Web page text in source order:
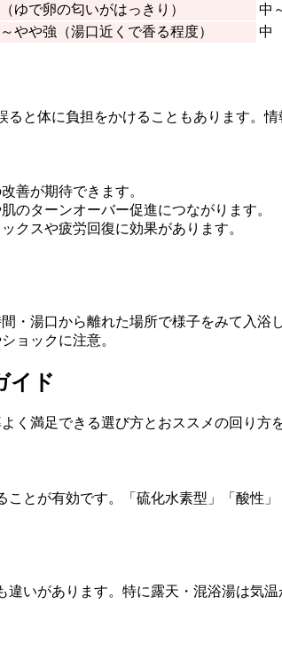
ゆで卵の匂いがはっきり）
中
やや強（湯口近くで香る程度） 中
と体に負担をかけることもあります。
善が期待できます。
のターンオーバー促進につながります。
クスや疲労回復に効果があります。
・湯口から離れた場所で様子をみて入浴
ョックに注意。
イド
く満足できる選び方とおススメの回り方
とが有効です。「硫化水素型」「酸性
いがあります。特に露天・混浴湯は気